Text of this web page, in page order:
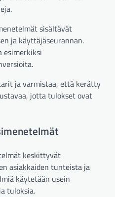
sisältävät
ja käyttäjäseurannan.
esimerkiksi
ja varmistaa, että kerätty
jotta tulokset ovat
keskittyvät
asiakkaiden tunteista ja
käytetään usein
tuloksia.